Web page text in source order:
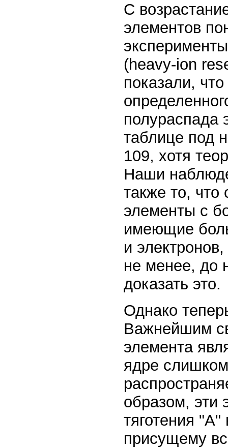
С
элементов
(heavy-ion
показали,
полураспада
таблице под
109, хотя
Наши
также то,
элементы с
имеющие
и
не менее, до
доказать это.
Однако
Важнейшим
элемента
ядре слишком
образом, эти
тяготения
присущему